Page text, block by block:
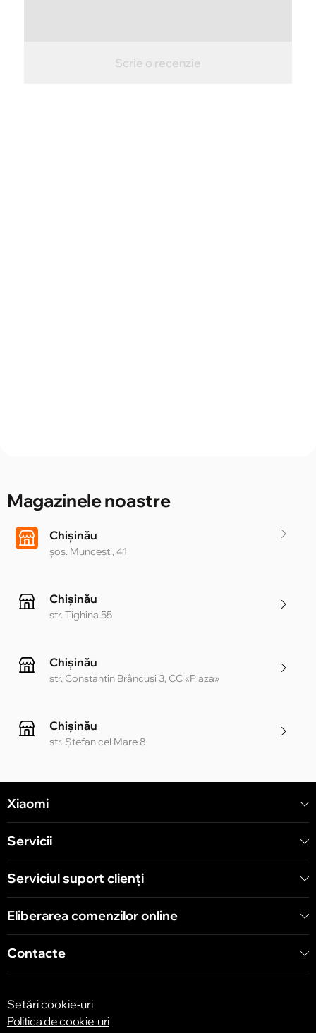
Scrie o recenzie
Magazinele noastre
Chișinău
șos. Muncești, 41
Chișinău
str. Tighina 55
Chișinău
str. Constantin Brâncuși 3, CC «Plaza»
Chișinău
str. Ștefan cel Mare 8
Chișinău
str. Arborilor 21, CC «Shopping MallDova»
Xiaomi
Servicii
Serviciul suport clienţi
Eliberarea comenzilor online
Contacte
Setări cookie-uri
Politica de cookie-uri